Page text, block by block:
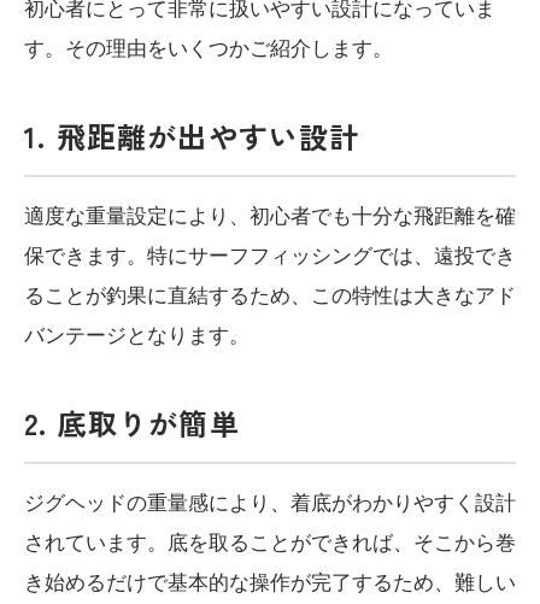
初心者にとって非常に扱いやすい設計になっていま
す。その理由をいくつかご紹介します。
1. 飛距離が出やすい設計
適度な重量設定により、初心者でも十分な飛距離を確
保できます。特にサーフフィッシングでは、遠投でき
ることが釣果に直結するため、この特性は大きなアド
バンテージとなります。
2. 底取りが簡単
ジグヘッドの重量感により、着底がわかりやすく設計
されています。底を取ることができれば、そこから巻
き始めるだけで基本的な操作が完了するため、難しい